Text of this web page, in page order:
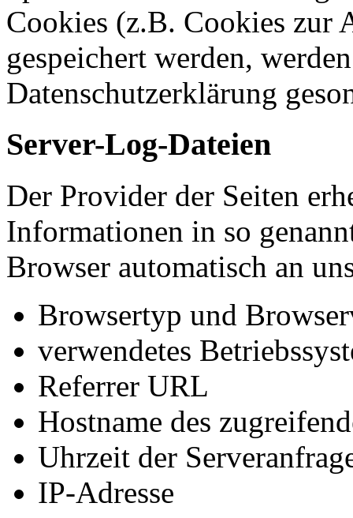
Cookies (z.B. Cookies zur
gespeichert werden,
Datenschutzerklärung
Server-Log-Dateien
Der Provider der Seiten
Informationen in so
Browser automatisch an
Browsertyp und
verwendetes
Referrer URL
Hostname des
Uhrzeit der
IP-Adresse